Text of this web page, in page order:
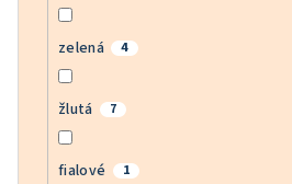
zelená 4
žlutá 7
fialové 1